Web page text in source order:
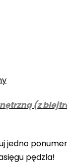
(z
jedno
pędzla!